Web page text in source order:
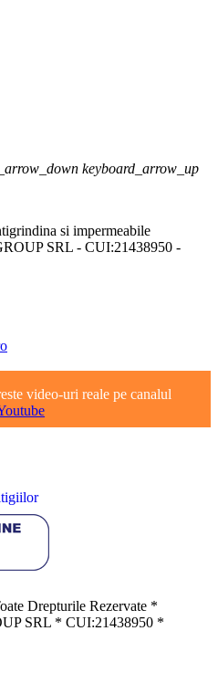
keyboard_arrow_up
si impermeabile
SRL - CUI:21438950 -
video-uri reale pe canalul
Drepturile Rezervate *
SRL * CUI:21438950 *